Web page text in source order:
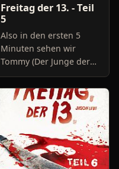
Freitag der 13. - Teil
5
Also in den ersten 5
Minuten sehen wir
Tommy (Der Junge der
am Ende von Teil 4 Jason
umgebracht hat) wie er
zu Jasons Grab geht. Es
tauchen zwei Männer